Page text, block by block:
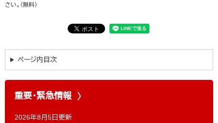
さい。（無料）
ページ内目次
重要・緊急情報
2026年8月5日更新